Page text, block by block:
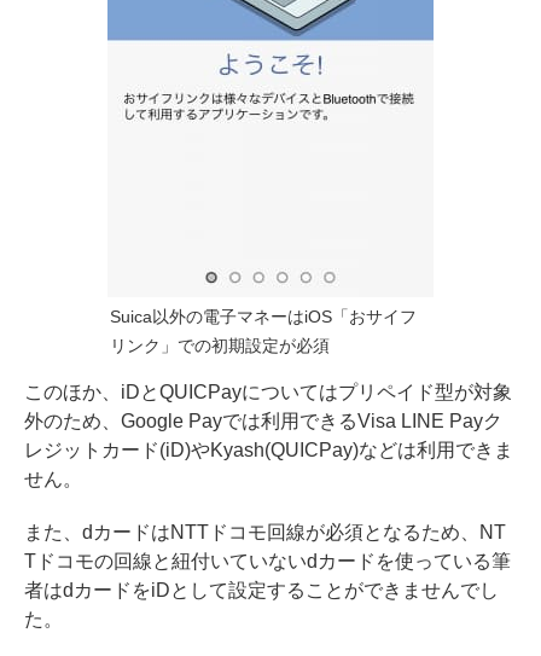
Suica以外の電子マネーはiOS「おサイフ
リンク」での初期設定が必須
このほか、iDとQUICPayについてはプリペイド型が対象
外のため、Google Payでは利用できるVisa LINE Payク
レジットカード(iD)やKyash(QUICPay)などは利用できま
せん。
また、dカードはNTTドコモ回線が必須となるため、NT
Tドコモの回線と紐付いていないdカードを使っている筆
者はdカードをiDとして設定することができませんでし
た。